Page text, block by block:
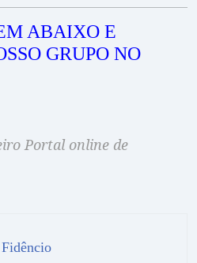
ABAIXO E
GRUPO NO
Portal online de